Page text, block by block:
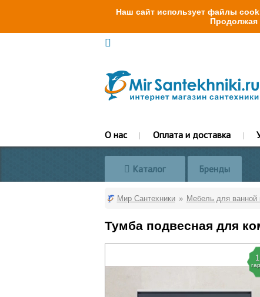
Наш сайт использует файлы
Продолжая
О нас Оплата и доставка
Каталог Бренды
Мир Сантехники Мебель для ванной
Тумба подвесная для